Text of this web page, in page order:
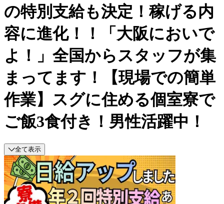
の特別支給も決定！稼げる内
容に進化！！「大阪においで
よ！」全国からスタッフが集
まってます！【現場での簡単
作業】スグに住める個室寮で
ご飯3食付き！男性活躍中！
全て表示